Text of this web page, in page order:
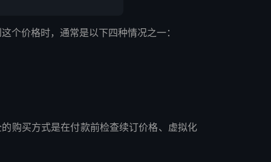
个价格时，通常是以下四种情况之一：
购买方式是在付款前检查续订价格、虚拟化